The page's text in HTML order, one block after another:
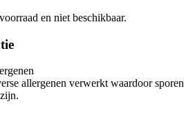
en niet beschikbaar.
allergenen verwerkt waardoor sporen